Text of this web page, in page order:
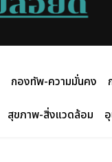
กองทัพ-ความมั่นคง
สุขภาพ-สิ่งแวดล้อม